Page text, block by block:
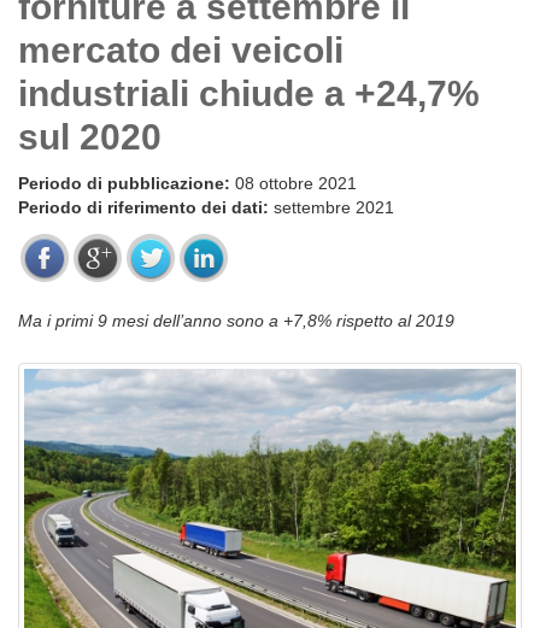
mercato dei veicoli
industriali chiude a +24,7%
sul 2020
Periodo di pubblicazione: 08 ottobre 2021
Periodo di riferimento dei dati: settembre 2021
Ma i primi 9 mesi dell’anno sono a +7,8% rispetto al 2019